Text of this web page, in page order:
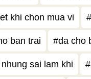
khi chon mua vi
ban trai #da cho
sai lam khi